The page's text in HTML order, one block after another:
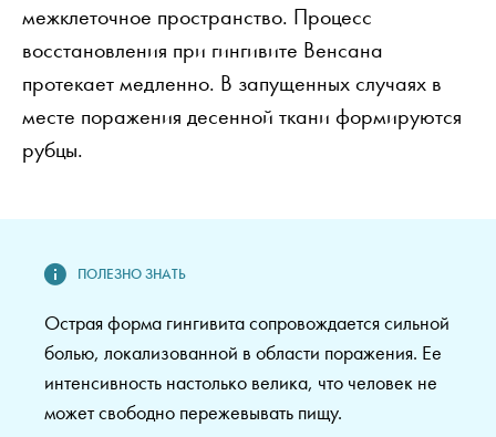
межклеточное пространство. Процесс
восстановления при гингивите Венсана
протекает медленно. В запущенных случаях в
месте поражения десенной ткани формируются
рубцы.
Острая форма гингивита сопровождается сильной
болью, локализованной в области поражения. Ее
интенсивность настолько велика, что человек не
может свободно пережевывать пищу.